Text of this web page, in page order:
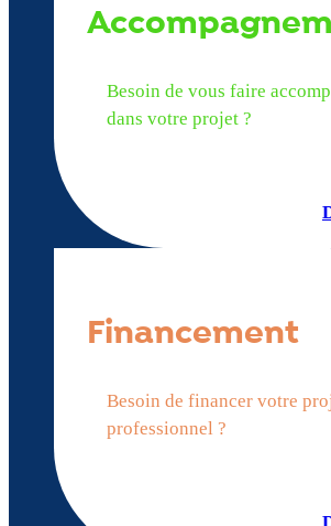
Besoin de vous faire
dans votre projet ?
Financement
Besoin de financer votre
professionnel ?